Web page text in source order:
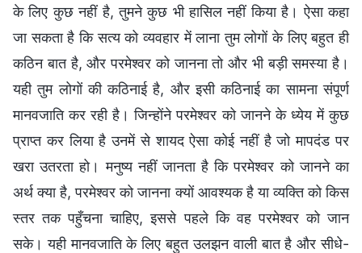
के लिए कुछ नहीं है, तुमने कुछ भी हासिल नहीं किया है। ऐसा कहा
जा सकता है कि सत्य को व्यवहार में लाना तुम लोगों के लिए बहुत ही
कठिन बात है, और परमेश्वर को जानना तो और भी बड़ी समस्या है।
यही तुम लोगों की कठिनाई है, और इसी कठिनाई का सामना संपूर्ण
मानवजाति कर रही है। जिन्होंने परमेश्वर को जानने के ध्येय में कुछ
प्राप्त कर लिया है उनमें से शायद ऐसा कोई नहीं है जो मापदंड पर
खरा उतरता हो। मनुष्य नहीं जानता है कि परमेश्वर को जानने का
अर्थ क्या है, परमेश्वर को जानना क्यों आवश्यक है या व्यक्ति को किस
स्तर तक पहुँचना चाहिए, इससे पहले कि वह परमेश्वर को जान
सके। यही मानवजाति के लिए बहुत उलझन वाली बात है और सीधे-